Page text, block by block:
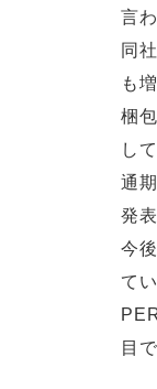
言
同
も
梱
し
通
発
今
て
目